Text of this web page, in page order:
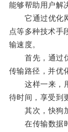
能够帮助用户解
它通过优化网
点等多种技术手
输速度。
首先，通过优
传输路径，并优
这样一来，用
待时间，享受到
其次，快狗加
在传输数据时